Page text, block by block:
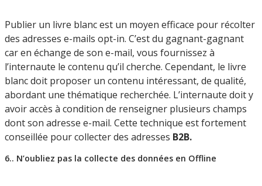
Publier un livre blanc est un moyen efficace pour récolter
des adresses e-mails opt-in. C’est du gagnant-gagnant
car en échange de son e-mail, vous fournissez à
l’internaute le contenu qu’il cherche. Cependant, le livre
blanc doit proposer un contenu intéressant, de qualité,
abordant une thématique recherchée. L’internaute doit y
avoir accès à condition de renseigner plusieurs champs
dont son adresse e-mail. Cette technique est fortement
conseillée pour collecter des adresses B2B.
6.. N’oubliez pas la collecte des données en Offline